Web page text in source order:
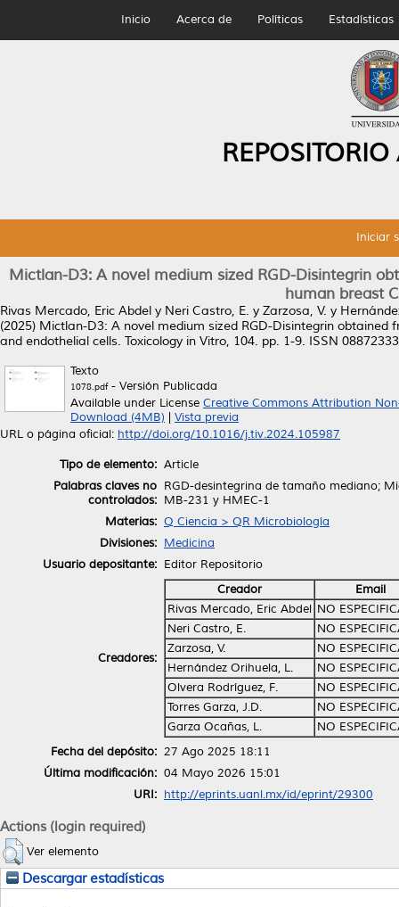
Inicio Acerca de Políticas Estadísticas
Iniciar
Mictlan-D3: A novel medium sized RGD-Disintegrin
human breast
Rivas Mercado, Eric Abdel y Neri Castro, E. y Zarzosa, V. y
(2025) Mictlan-D3: A novel medium sized RGD-Disintegrin
and endothelial cells. Toxicology in Vitro, 104. pp. 1-9. ISSN 08872333
Texto
1078.pdf- Versión Publicada
Available under License Creative Commons Attribution
Download (4MB)
Vista previa
URL o página oficial: http://doi.org/10.1016/j.tiv.2024.105987
Tipo de elemento: Article
Palabras claves no
controlados:
RGD-desintegrina de tamaño mediano;
MB-231 y HMEC-1
Materias: Q Ciencia > QR Microbiología
Divisiones: Medicina
Usuario depositante: Editor Repositorio
Creadores:
Creador
Email
Rivas Mercado, Eric Abdel NO
Neri Castro, E.
NO
Zarzosa, V.
NO
Hernández Orihuela, L.
NO
Olvera Rodríguez, F.
NO
Torres Garza, J.D.
NO
Garza Ocañas, L.
NO
Fecha del depósito: 27 Ago 2025 18:11
Última modificación: 04 Mayo 2026 15:01
URI: http://eprints.uanl.mx/id/eprint/29300
Actions (login required)
Ver elemento
Descargar estadísticas